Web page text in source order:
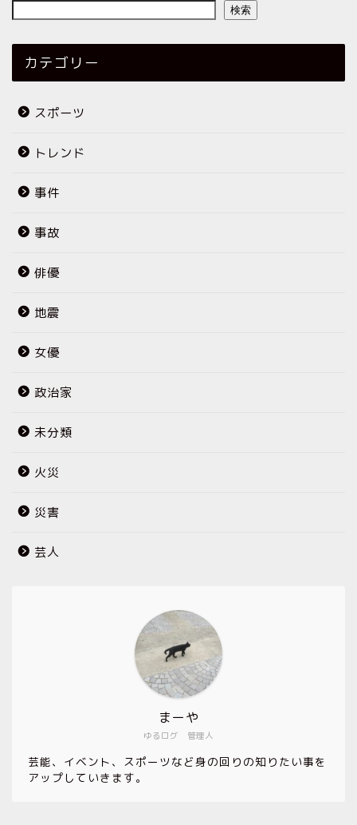
検索
カテゴリー
スポーツ
トレンド
事件
事故
俳優
地震
女優
政治家
未分類
火災
災害
芸人
ゆるログ 管理人
まーや
芸能、イベント、スポーツなど身の回りの知りたい事を
アップしていきます。